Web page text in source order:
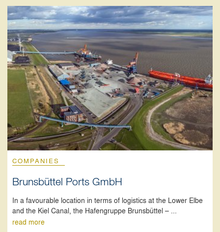
COMPANIES
Brunsbüttel Ports GmbH
In a favourable location in terms of logistics at the Lower Elbe
and the Kiel Canal, the Hafengruppe Brunsbüttel – ...
read more